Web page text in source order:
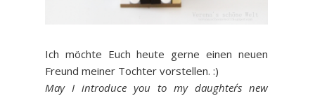
Ich möchte Euch heute gerne einen neuen
Freund meiner Tochter vorstellen. :)
May I introduce you to my daughter´s new